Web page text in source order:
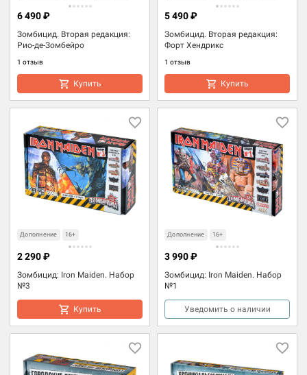
Зомбицид. Вторая редакция:
Рио-де-Зомбейро
1 отзыв
6 490 ₽
Купить
Зомбицид. Вторая редакция:
Форт Хендрикс
1 отзыв
5 490 ₽
Купить
Дополнение 16+
Зомбицид: Iron Maiden. Набор
№3
2 290 ₽
Купить
Дополнение 16+
Зомбицид: Iron Maiden. Набор
№1
3 990 ₽
Уведомить о наличии